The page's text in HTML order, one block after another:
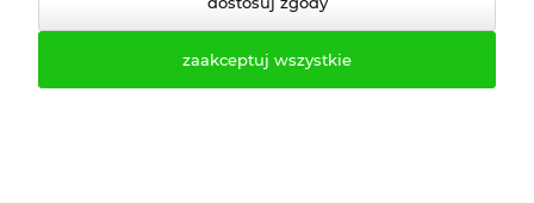
zaakceptuj wszystkie